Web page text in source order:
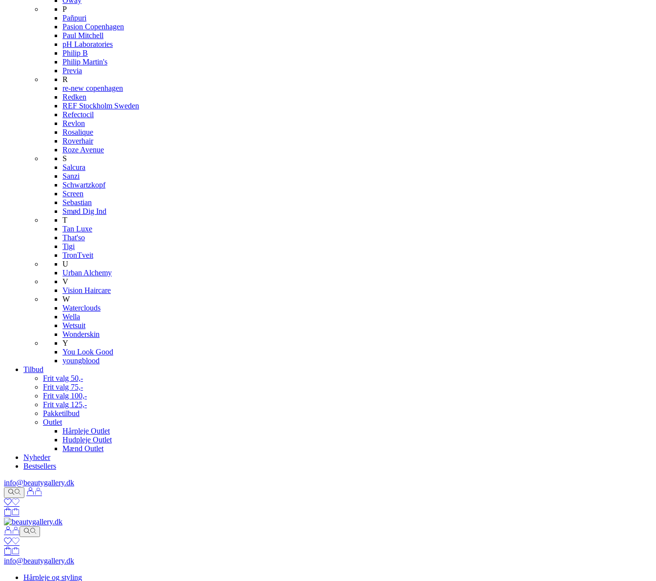
P
Pañpuri
Pasion Copenhagen
Paul Mitchell
pH Laboratories
Philip B
Philip Martin's
Previa
R
re-new copenhagen
Redken
REF Stockholm Sweden
Refectocil
Revlon
Rosalique
Roverhair
Roze Avenue
S
Salcura
Sanzi
Schwartzkopf
Screen
Sebastian
Smød Dig Ind
T
Tan Luxe
That'so
Tigi
TronTveit
U
Urban Alchemy
V
Vision Haircare
W
Waterclouds
Wella
Wetsuit
Wonderskin
Y
You Look Good
youngblood
Tilbud
Frit valg 50,-
Frit valg 75,-
Frit valg 100,-
Frit valg 125,-
Pakketilbud
Outlet
Hårpleje Outlet
Hudpleje Outlet
Mænd Outlet
Nyheder
Bestsellers
info@beautygallery.dk
info@beautygallery.dk
Hårpleje og styling